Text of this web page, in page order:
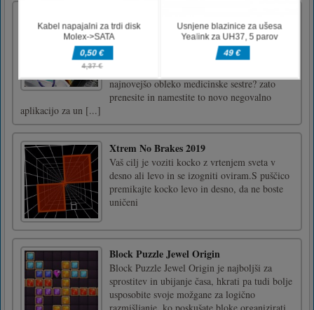
Medicinska sestra se obleci! Igra za dekleta, to
je najboljša igra oblačenja medicinskih sester
za dekleta. če ste dekle in imate radi
najnovejšo obleko medicinske sestre? zato
prenesite in namestite to novo negovalno
aplikacijo za un [...]
Xtrem No Brakes 2019
Vaš cilj je voziti kocko z vrtenjem sveta v
desno ali levo in se izogniti oviram.S puščico
premikajte kocko levo in desno, da ne boste
uničeni
Block Puzzle Jewel Origin
Block Puzzle Jewel Origin je najboljši za
sprostitev in ubijanje časa, hkrati pa tudi bolje
usposobite svoje možgane za logično